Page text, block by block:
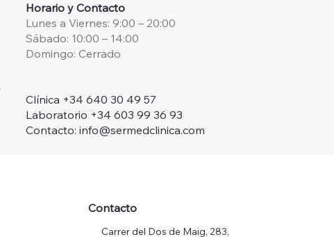
Horario y Contacto
Lunes a Viernes: 9:00 – 20:00
Sábado: 10:00 – 14:00
Domingo: Cerrado
Clínica +34 640 30 49 57
Laboratorio +34 603 99 36 93
Contacto: info@sermedclinica.com
Contacto
Carrer del Dos de Maig, 283,